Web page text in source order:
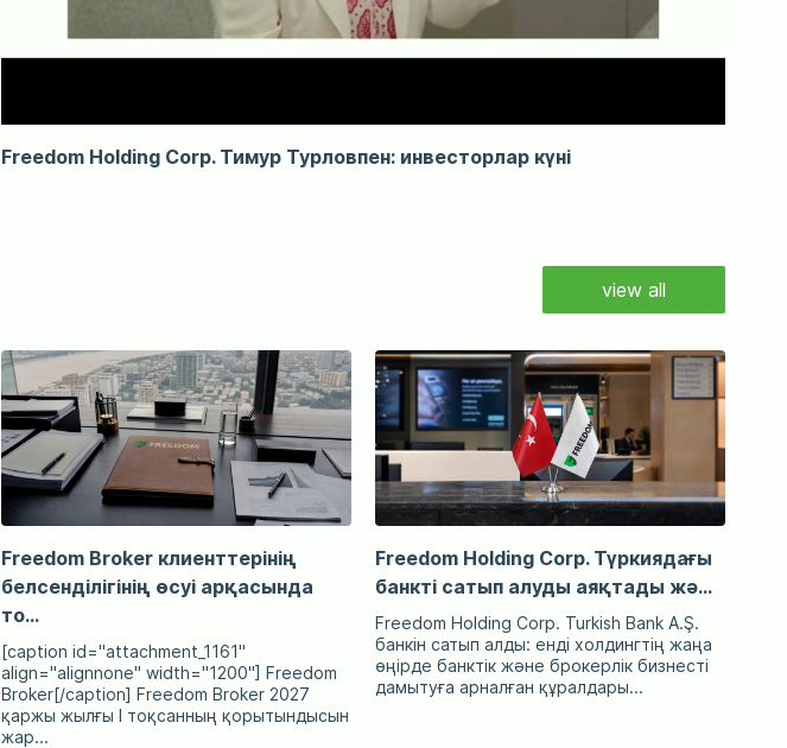
Freedom Holding Corp. Тимур Турловпен: инвесторлар күні
view all
Freedom Broker клиенттерінің
белсенділігінің өсуі арқасында
то...
[caption id="attachment_1161"
align="alignnone" width="1200"] Freedom
Broker[/caption] Freedom Broker 2027
қаржы жылғы I тоқсанның қорытындысын
жар...
Freedom Holding Corp. Түркиядағы
банкті сатып алуды аяқтады жә...
Freedom Holding Corp. Turkish Bank A.Ş.
банкін сатып алды: енді холдингтің жаңа
өңірде банктік және брокерлік бизнесті
дамытуға арналған құралдары...